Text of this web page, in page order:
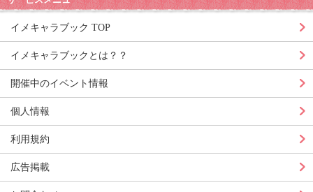
イメキャラブック TOP
イメキャラブックとは？？
開催中のイベント情報
個人情報
利用規約
広告掲載